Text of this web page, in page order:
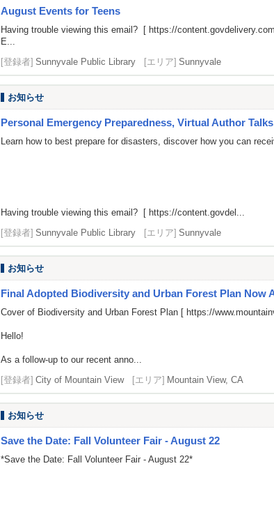
August Events for Teens
Having trouble viewing this email? [ https://
E...
[登録者] Sunnyvale Public Library [エリア] Sunnyvale
お知らせ
Personal Emergency Preparedness, Virtual Author
Learn how to best prepare for disasters, discover how you can
Having trouble viewing this email? [ https://content.govdel...
[登録者] Sunnyvale Public Library [エリア] Sunnyvale
お知らせ
Final Adopted Biodiversity and Urban Forest Plan Now
Cover of Biodiversity and Urban Forest Plan [ https://
Hello!
As a follow-up to our recent anno...
[登録者] City of Mountain View [エリア] Mountain View, CA
お知らせ
Save the Date: Fall Volunteer Fair - August 22
*Save the Date: Fall Volunteer Fair - August 22*